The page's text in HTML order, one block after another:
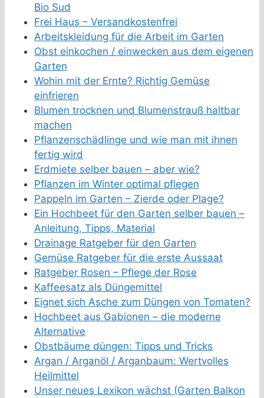
Bio Sud
Frei Haus – Versandkostenfrei
Arbeitskleidung für die Arbeit im Garten
Obst einkochen / einwecken aus dem eigenen
Garten
Wohin mit der Ernte? Richtig Gemüse
einfrieren
Blumen trocknen und Blumenstrauß haltbar
machen
Pflanzenschädlinge und wie man mit ihnen
fertig wird
Erdmiete selber bauen – aber wie?
Pflanzen im Winter optimal pflegen
Pappeln im Garten – Zierde oder Plage?
Ein Hochbeet für den Garten selber bauen –
Anleitung, Tipps, Material
Drainage Ratgeber für den Garten
Gemüse Ratgeber für die erste Aussaat
Ratgeber Rosen – Pflege der Rose
Kaffeesatz als Düngemittel
Eignet sich Asche zum Düngen von Tomaten?
Hochbeet aus Gabionen – die moderne
Alternative
Obstbäume düngen: Tipps und Tricks
Argan / Arganöl / Arganbaum: Wertvolles
Heilmittel
Unser neues Lexikon wächst (Garten Balkon